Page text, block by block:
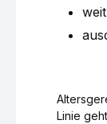
Linie